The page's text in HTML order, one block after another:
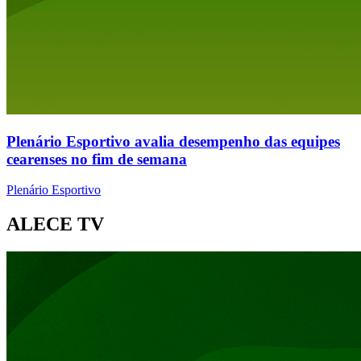
Plenário Esportivo avalia desempenho das equipes
cearenses no fim de semana
Plenário Esportivo
ALECE TV